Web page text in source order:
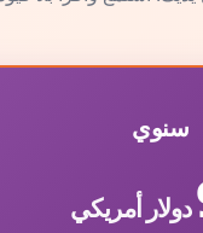
سنوي
دولار أمريكي